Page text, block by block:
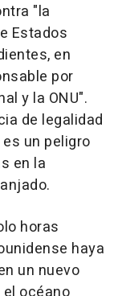
"la
Estados
en
por
y la ONU".
de legalidad
un peligro
en la
horas
haya
un nuevo